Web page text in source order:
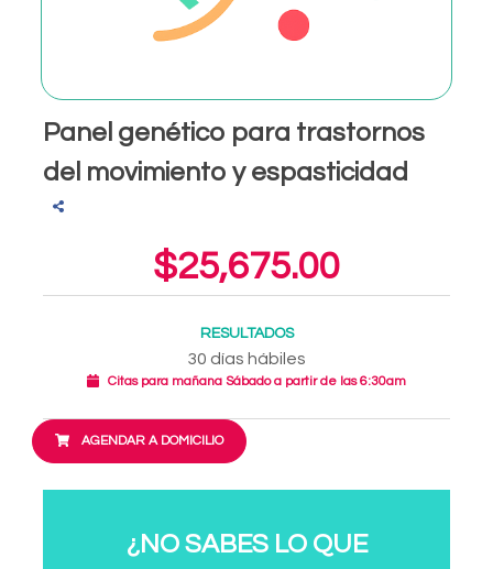
Panel genético para trastornos
del movimiento y espasticidad
$25,675.00
RESULTADOS
30 días hábiles
Citas para mañana Sábado a partir de las 6:30am
AGENDAR A DOMICILIO
¿NO SABES LO QUE